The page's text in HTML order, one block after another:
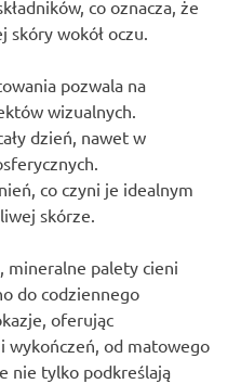
co oznacza, że
skóry wokół oczu.
pozwala na
wizualnych.
dzień, nawet w
co czyni je idealnym
skórze.
mineralne palety cieni
do codziennego
oferując
wykończeń, od matowego
nie tylko podkreślają